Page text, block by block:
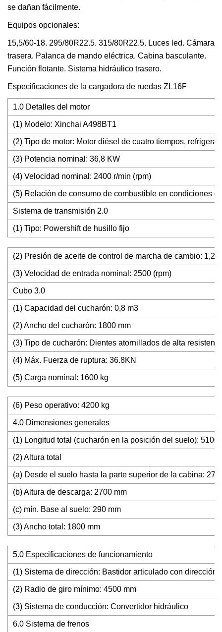
se dañan fácilmente.
Equipos opcionales:
15,5/60-18. 295/80R22.5. 315/80R22.5. Luces led. Cámara
trasera. Palanca de mando eléctrica. Cabina basculante.
Función flotante. Sistema hidráulico trasero.
Especificaciones de la cargadora de ruedas ZL16F
1.0 Detalles del motor
(1) Modelo: Xinchai A498BT1
(2) Tipo de motor: Motor diésel de cuatro tiempos,
(3) Potencia nominal: 36,8 KW
(4) Velocidad nominal: 2400 r/min (rpm)
(5) Relación de consumo de combustible en condiciones
Sistema de transmisión 2.0
(1) Tipo: Powershift de husillo fijo
(2) Presión de aceite de control de marcha de cambio:
(3) Velocidad de entrada nominal: 2500 (rpm)
Cubo 3.0
(1) Capacidad del cucharón: 0,8 m3
(2) Ancho del cucharón: 1800 mm
(3) Tipo de cucharón: Dientes atornillados de alta
(4) Máx. Fuerza de ruptura: 36.8KN
(5) Carga nominal: 1600 kg
(6) Peso operativo: 4200 kg
4.0 Dimensiones generales
(1) Longitud total (cucharón en la posición del suelo): 5100
(2) Altura total
(a) Desde el suelo hasta la parte superior de la cabina:
(b) Altura de descarga: 2700 mm
(c) mín. Base al suelo: 290 mm
(3) Ancho total: 1800 mm
5.0 Especificaciones de funcionamiento
(1) Sistema de dirección: Bastidor articulado con dirección
(2) Radio de giro mínimo: 4500 mm
(3) Sistema de conducción: Convertidor hidráulico
6.0 Sistema de frenos